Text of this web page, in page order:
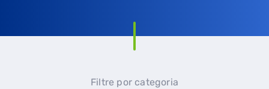
Filtre por categoria